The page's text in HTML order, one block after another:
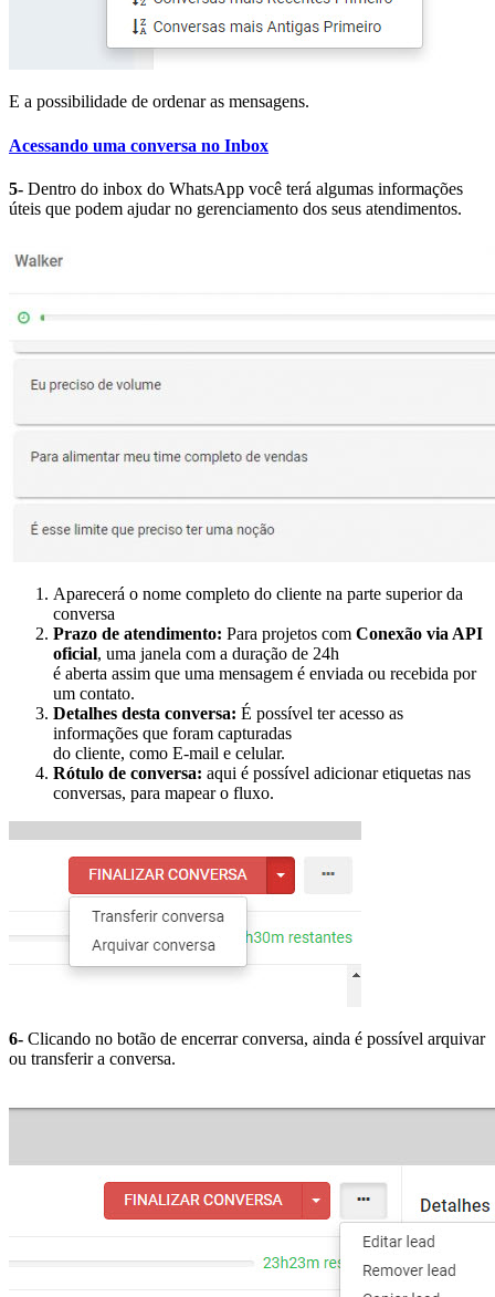
E a possibilidade de ordenar as mensagens.
Acessando uma conversa no Inbox
5- Dentro do inbox do WhatsApp você terá algumas informações
úteis que podem ajudar no gerenciamento dos seus atendimentos.
Aparecerá o nome completo do cliente na parte superior da
conversa
Prazo de atendimento: Para projetos com Conexão via API
oficial, uma janela com a duração de 24h
é aberta assim que uma mensagem é enviada ou recebida por
um contato.
Detalhes desta conversa: É possível ter acesso as
informações que foram capturadas
do cliente, como E-mail e celular.
Rótulo de conversa: aqui é possível adicionar etiquetas nas
conversas, para mapear o fluxo.
6- Clicando no botão de encerrar conversa, ainda é possível arquivar
ou transferir a conversa.